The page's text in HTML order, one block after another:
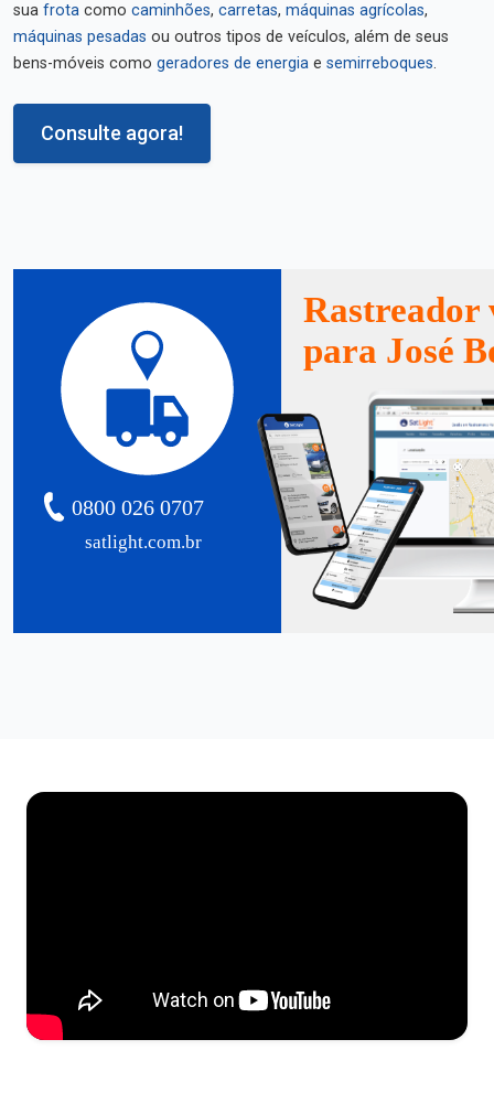
sua frota como caminhões, carretas, máquinas agrícolas,
máquinas pesadas ou outros tipos de veículos, além de seus
bens-móveis como geradores de energia e semirreboques.
Consulte agora!
satlight.com.br
0800 026 0707
Rastreador
para José